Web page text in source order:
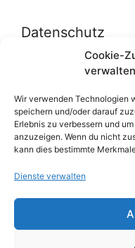
Cookie-
verwalten
Wir verwenden Technologien
speichern und/oder darauf
Erlebnis zu verbessern und
anzuzeigen. Wenn du nicht
kann dies bestimmte
Dienste verwalten
Datenschutz
Cookie-Richtlinie
Über uns
Impressum
Werben auf inn-
Einkaufen bei INN-